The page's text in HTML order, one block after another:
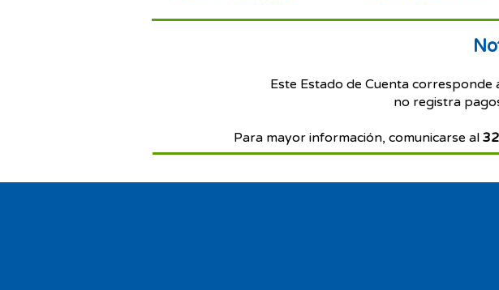
Este Estado de Cuenta
no registra
Para mayor información, comunicarse al